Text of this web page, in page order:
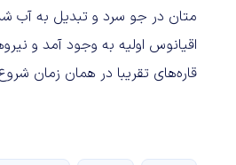
متان در جو سرد و تبدیل به آب
اقیانوس اولیه به وجود آمد و
قاره‌های تقریبا در همان زمان